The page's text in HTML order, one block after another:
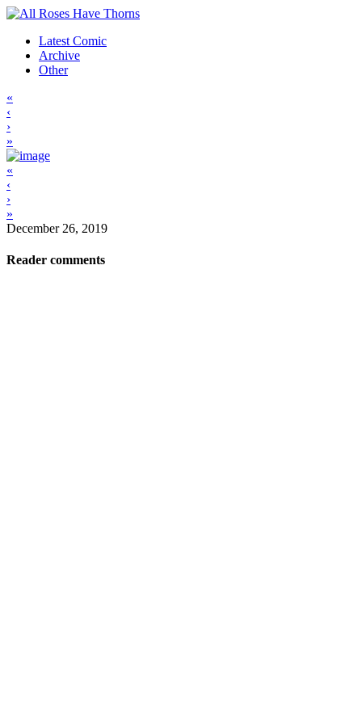
Latest Comic
Archive
Other
«
‹
›
»
«
‹
›
»
December 26, 2019
Reader comments